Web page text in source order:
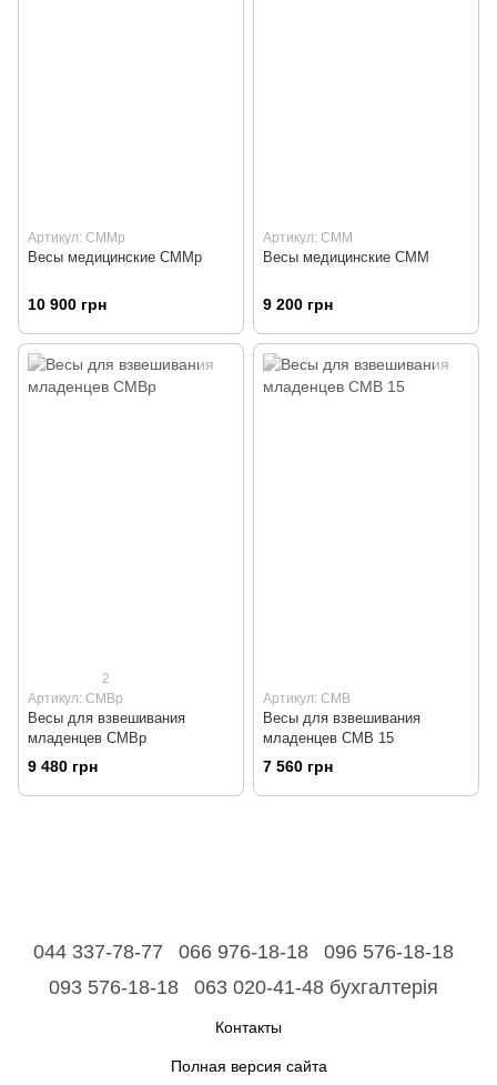
Артикул: СММр
Весы медицинские СММр
10 900 грн
Артикул: СММ
Весы медицинские СММ
9 200 грн
2
Артикул: СМВр
Весы для взвешивания
младенцев СМВр
9 480 грн
Артикул: СМВ
Весы для взвешивания
младенцев СМВ 15
7 560 грн
044 337-78-77 066 976-18-18
096 576-18-18
093 576-18-18
063 020-41-48 бухгалтерія
Контакты
Полная версия сайта